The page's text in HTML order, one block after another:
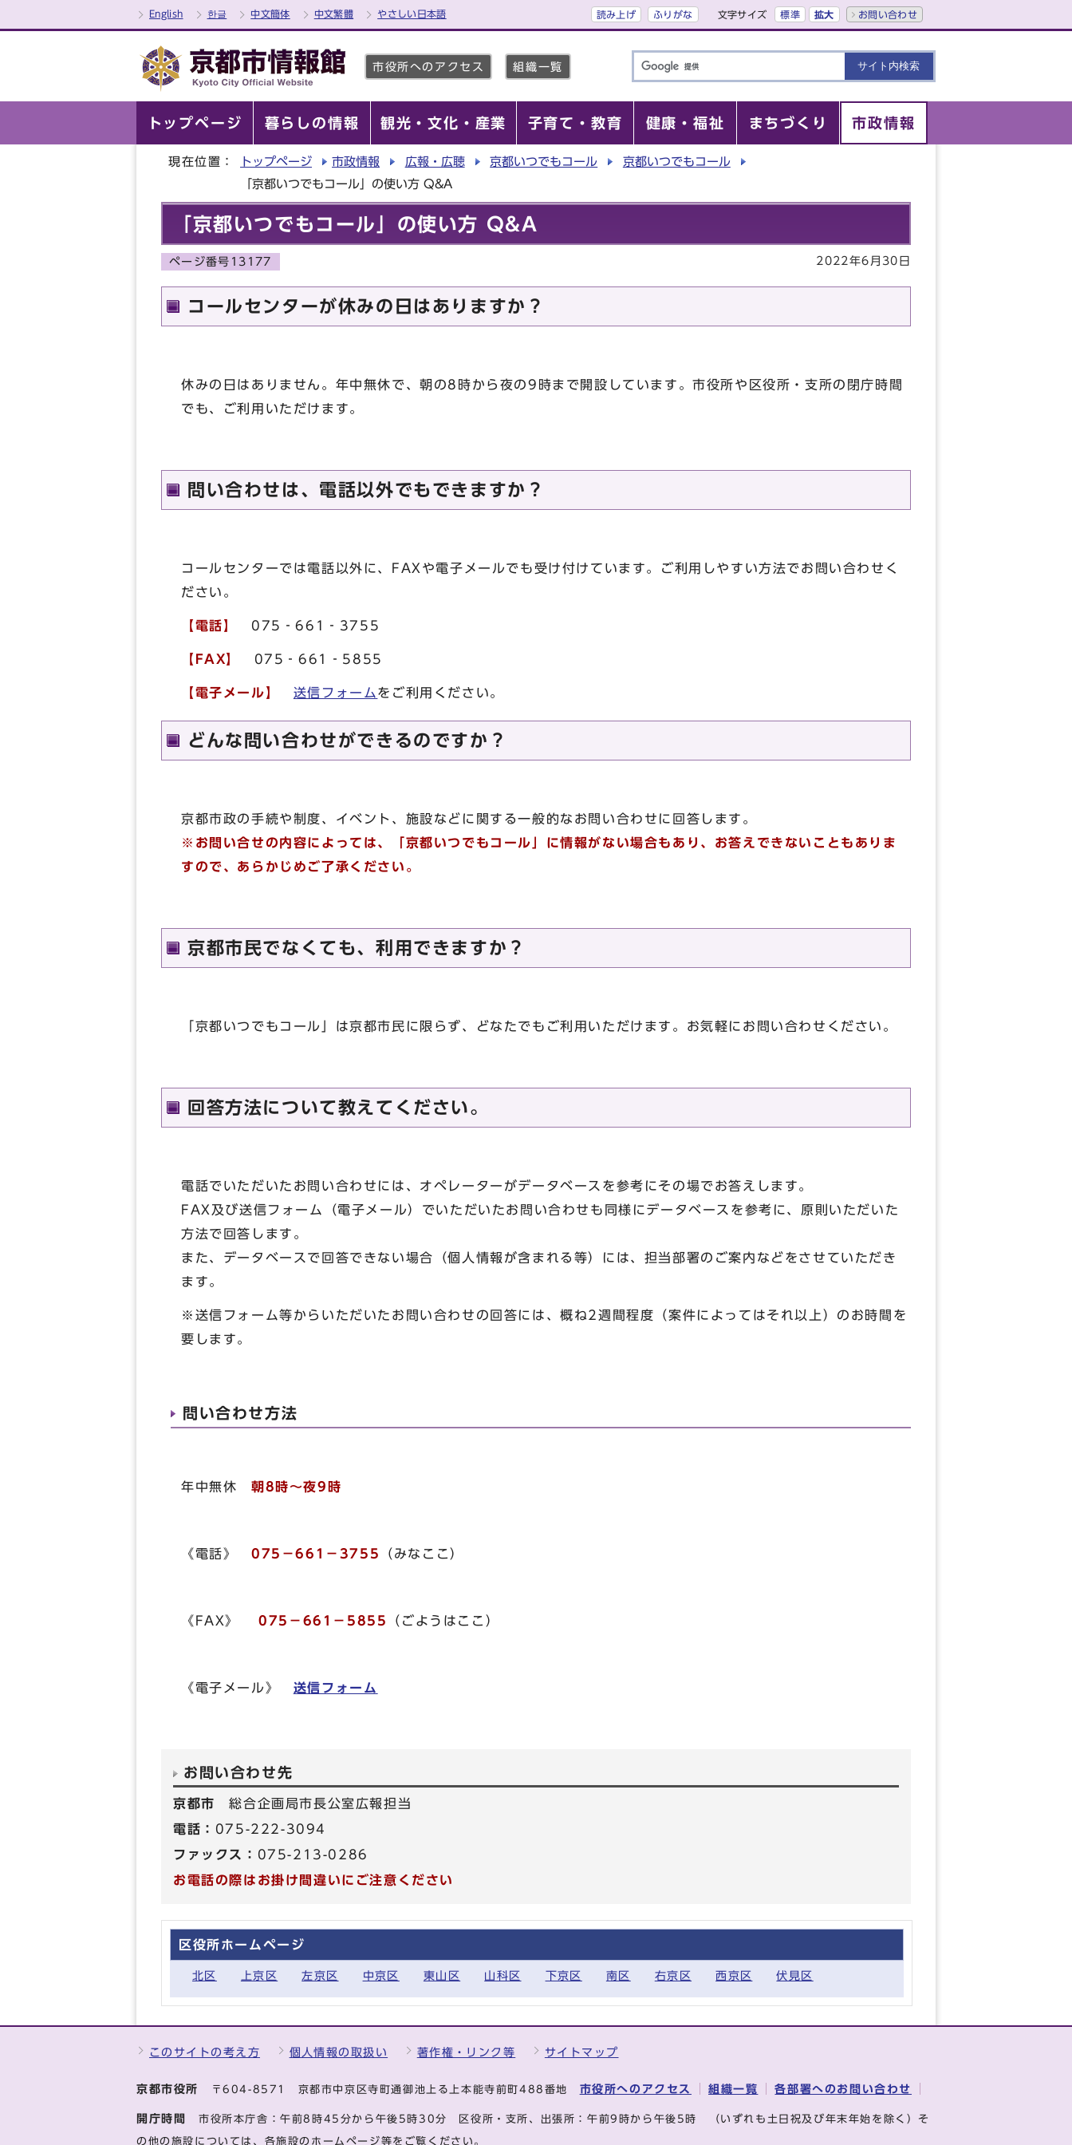
English 한글 中文簡体 中文繁體 やさしい日本語 読み上げ ふりがな 文字サイズ 標準 拡大 お問い合わせ
市役所へのアクセス 組織一覧
トップページ 暮らしの情報 観光・文化・産業 子育て・教育 健康・福祉 まちづくり 市政情報
現在位置： トップページ 市政情報 広報・広聴 京都いつでもコール
京都いつでもコール
「京都いつでもコール」の使い方 Q&A
「京都いつでもコール」の使い方 Q&A
ページ番号13177 2022年6月30日
コールセンターが休みの日はありますか？
休みの日はありません。年中無休で、朝の8時から夜の9時まで開設しています。市役所や区役所・支所の閉庁時間
でも、ご利用いただけます。
問い合わせは、電話以外でもできますか？
コールセンターでは電話以外に、FAXや電子メールでも受け付けています。ご利用しやすい方法でお問い合わせく
ださい。
【電話】 075‐661‐3755
【FAX】 075‐661‐5855
【電子メール】 送信フォーム をご利用ください。
どんな問い合わせができるのですか？
京都市政の手続や制度、イベント、施設などに関する一般的なお問い合わせに回答します。
※お問い合せの内容によっては、「京都いつでもコール」に情報がない場合もあり、お答えできないこともありま
すので、あらかじめご了承ください。
京都市民でなくても、利用できますか？
「京都いつでもコール」は京都市民に限らず、どなたでもご利用いただけます。お気軽にお問い合わせください。
回答方法について教えてください。
電話でいただいたお問い合わせには、オペレーターがデータベースを参考にその場でお答えします。
FAX及び送信フォーム（電子メール）でいただいたお問い合わせも同様にデータベースを参考に、原則いただいた
方法で回答します。
また、データベースで回答できない場合（個人情報が含まれる等）には、担当部署のご案内などをさせていただき
ます。
※送信フォーム等からいただいたお問い合わせの回答には、概ね2週間程度（案件によってはそれ以上）のお時間を
要します。
問い合わせ方法
年中無休 朝8時～夜9時
《電話》 075－661－3755 （みなここ）
《FAX》075－661－5855 （ごようはここ）
《電子メール》 送信フォーム
お問い合わせ先
京都市総合企画局市長公室広報担当
電話： 075-222-3094
ファックス： 075-213-0286
お電話の際はお掛け間違いにご注意ください
区役所ホームページ
北区 上京区 左京区 中京区 東山区 山科区 下京区 南区 右京区 西京区 伏見区
このサイトの考え方 個人情報の取扱い 著作権・リンク等 サイトマップ
京都市役所 〒604-8571 京都市中京区寺町通御池上る上本能寺前町488番地 市役所へのアクセス 組織一覧 各部署へのお問い合わせ
開庁時間 市役所本庁舎：午前8時45分から午後5時30分 区役所・支所、出張所：午前9時から午後5時 （いずれも土日祝及び年末年始を除く）そ
の他の施設については、各施設のホームページ等をご覧ください。